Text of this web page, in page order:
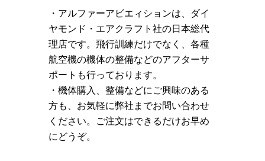
・アルファーアビエィションは、ダイ
ヤモンド・エアクラフト社の日本総代
理店です。飛行訓練だけでなく、各種
航空機の機体の整備などのアフターサ
ポートも行っております。
・機体購入、整備などにご興味のある
方も、お気軽に弊社までお問い合わせ
ください。ご注文はできるだけお早め
にどうぞ。